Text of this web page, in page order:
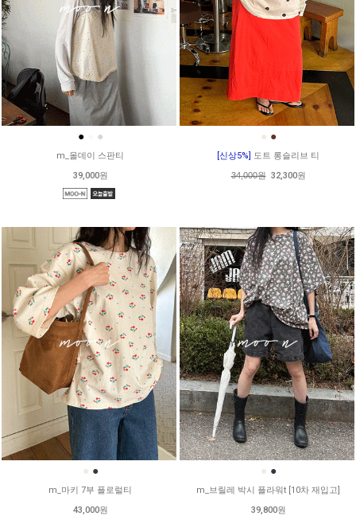
● ●
m_올데이 스판티
39,000원
● ●
[신상5%] 도트 롱슬리브 티
34,000원 32,300원
● ●
m_마키 7부 플로럴티
43,000원
● ●
m_브릴레 박시 플라워t [10차 재입고]
39,800원